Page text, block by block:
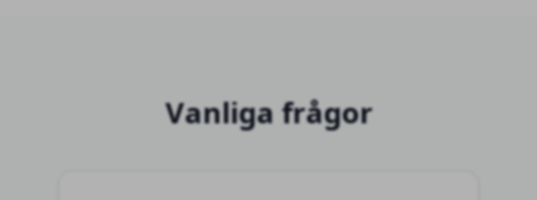
Vanliga frågor